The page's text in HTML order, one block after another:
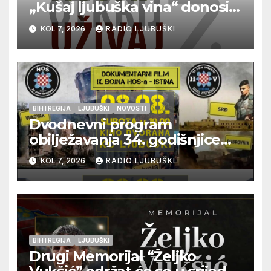
„Kušaj ljubuška vina“ donosi
vrhunska vina, gastronomiju i
glazbu
KOL 7, 2026 RADIO LJUBUŠKI
BIH I REGIJA LJUBUŠKI NOVOSTI
Dvodnevni program
obilježavanja 34. godišnjice
pogibije generala Blaža
Kraljevića i osmorice
pripadnika HOS-a
KOL 7, 2026 RADIO LJUBUŠKI
BIH I REGIJA LJUBUŠKI
Drugi Memorijal “Željko